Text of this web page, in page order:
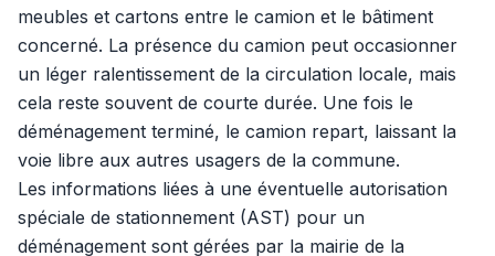
meubles et cartons entre le camion et le bâtiment
concerné. La présence du camion peut occasionner
un léger ralentissement de la circulation locale, mais
cela reste souvent de courte durée. Une fois le
déménagement terminé, le camion repart, laissant la
voie libre aux autres usagers de la commune.
Les informations liées à une éventuelle autorisation
spéciale de stationnement (AST) pour un
déménagement sont gérées par la mairie de la